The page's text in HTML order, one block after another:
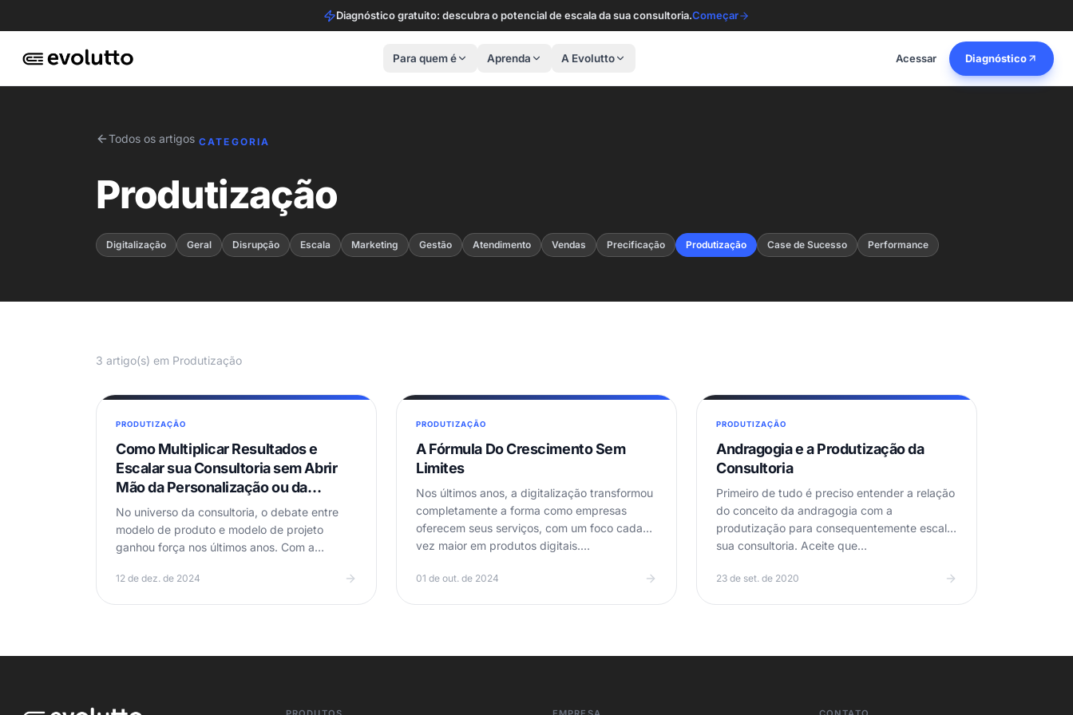
Diagnóstico gratuito: descubra o potencial de escala da sua consultoria.Começar
Para quem é Aprenda A Evolutto Acessar Diagnóstico
Todos os artigos CATEGORIA
Produtização
Digitalização Geral Disrupção Escala Marketing Gestão Atendimento Vendas Precificação Produtização Case de Sucesso Performance
3 artigo(s) em Produtização
PRODUTIZAÇÃO
Como Multiplicar Resultados e
Escalar sua Consultoria sem Abrir
Mão da Personalização ou da
Qualidade
No universo da consultoria, o debate entre
modelo de produto e modelo de projeto
ganhou força nos últimos anos. Com a
12 de dez. de 2024
PRODUTIZAÇÃO
A Fórmula Do Crescimento Sem
Limites
Nos últimos anos, a digitalização transformou
completamente a forma como empresas
oferecem seus serviços, com um foco cada
vez maior em produtos digitais.…
01 de out. de 2024
PRODUTIZAÇÃO
Andragogia e a Produtização da
Consultoria
Primeiro de tudo é ‌preciso‌ ‌entender‌ ‌a relação
do conceito da andragogia com a
produtização para consequentemente escalar
sua consultoria. Aceite que‌…
23 de set. de 2020